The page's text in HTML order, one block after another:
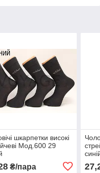
шкарпетки високі
Мод.600 29
₴/пара